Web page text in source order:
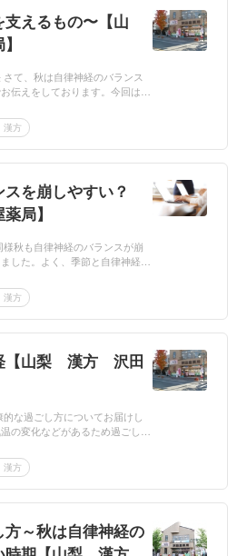
えるもの〜【山
て、秋は自律神経のバランス
伝えをしております。今回は自
方
を崩しやすい？
局】
秋も自律神経のバランスが崩
した。よく、季節と自律神経の
方
【山梨 漢方 沢田
な過ごし方についてお届けし
の変化などがあるため過ごし方
方
～秋は自律神経の